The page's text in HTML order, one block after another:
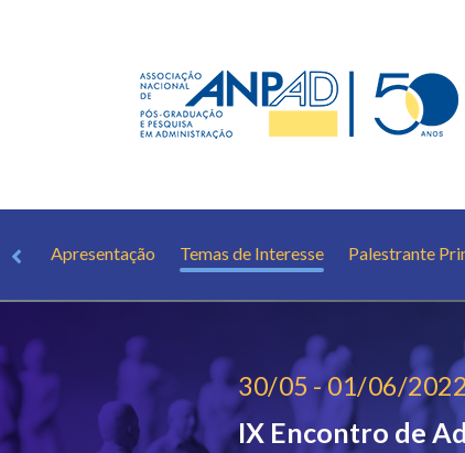
Apresentação Temas de Interesse Palestrante
30/05 - 01/06/2022
IX Encontro de